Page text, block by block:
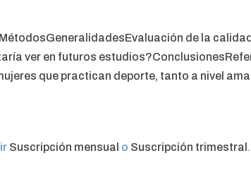
de la
ver en futuros
que practican deporte, tanto a nivel
Suscripción mensual o Suscripción trimestral .